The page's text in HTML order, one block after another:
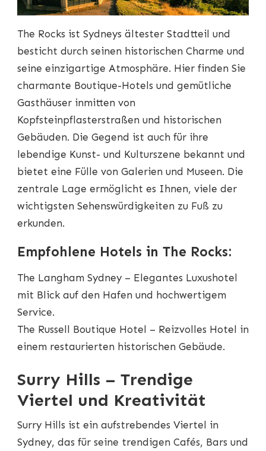
The Rocks ist Sydneys ältester Stadtteil und
besticht durch seinen historischen Charme und
seine einzigartige Atmosphäre. Hier finden Sie
charmante Boutique-Hotels und gemütliche
Gasthäuser inmitten von
Kopfsteinpflasterstraßen und historischen
Gebäuden. Die Gegend ist auch für ihre
lebendige Kunst- und Kulturszene bekannt und
bietet eine Fülle von Galerien und Museen. Die
zentrale Lage ermöglicht es Ihnen, viele der
wichtigsten Sehenswürdigkeiten zu Fuß zu
erkunden.
Empfohlene Hotels in The Rocks:
The Langham Sydney – Elegantes Luxushotel
mit Blick auf den Hafen und hochwertigem
Service.
The Russell Boutique Hotel – Reizvolles Hotel in
einem restaurierten historischen Gebäude.
Surry Hills – Trendige
Viertel und Kreativität
Surry Hills ist ein aufstrebendes Viertel in
Sydney, das für seine trendigen Cafés, Bars und